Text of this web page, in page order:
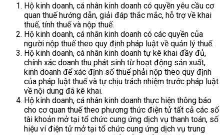
Hộ kinh doanh, cá nhân kinh doanh có quyền yêu cầu cơ
quan thuế hướng dẫn, giải đáp thắc mắc, hỗ trợ về khai
thuế, tính thuế và nộp thuế.
Hộ kinh doanh, cá nhân kinh doanh có các quyền của
người nộp thuế theo quy định pháp luật về quản lý thuế.
Hộ kinh doanh, cá nhân kinh doanh tự kê khai đầy đủ,
chính xác doanh thu phát sinh từ hoạt động sản xuất,
kinh doanh để xác định số thuế phải nộp theo quy định
của pháp luật thuế và tự chịu trách nhiệm trước pháp luật
về nội dung đã kê khai.
Hộ kinh doanh, cá nhân kinh doanh thực hiện thông báo
cho cơ quan thuế theo phương thức điện tử tất cả các số
tài khoản mở tại tổ chức cung ứng dịch vụ thanh toán, số
hiệu ví điện tử mở tại tổ chức cung ứng dịch vụ trung